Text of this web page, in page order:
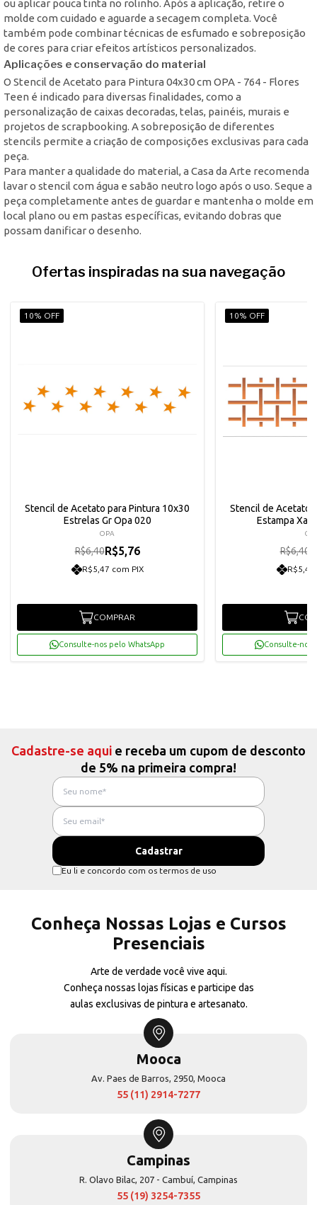
ou aplicar pouca tinta no rolinho. Após a aplicação, retire o
molde com cuidado e aguarde a secagem completa. Você
também pode combinar técnicas de esfumado e sobreposição
de cores para criar efeitos artísticos personalizados.
Aplicações e conservação do material
O Stencil de Acetato para Pintura 04x30 cm OPA - 764 - Flores
Teen é indicado para diversas finalidades, como a
personalização de caixas decoradas, telas, painéis, murais e
projetos de scrapbooking. A sobreposição de diferentes
stencils permite a criação de composições exclusivas para cada
peça.
Para manter a qualidade do material, a Casa da Arte recomenda
lavar o stencil com água e sabão neutro logo após o uso. Seque a
peça completamente antes de guardar e mantenha o molde em
local plano ou em pastas específicas, evitando dobras que
possam danificar o desenho.
Ofertas inspiradas na sua navegação
10% OFF
Stencil de Acetato para Pintura 10x30
Estrelas Gr Opa 020
OPA
R$6,40R$5,76
R$5,47 com PIX
COMPRAR
Consulte-nos pelo WhatsApp
10% OFF
Stencil de Acetato
Estampa
R$6,40
R$5,47
Consulte-nos
Cadastre-se aqui e receba um cupom de desconto
de 5% na primeira compra!
Eu li e concordo com os termos de uso
Conheça Nossas Lojas e Cursos
Presenciais
Arte de verdade você vive aqui.
Conheça nossas lojas físicas e participe das
aulas exclusivas de pintura e artesanato.
Mooca
Av. Paes de Barros, 2950, Mooca
55 (11) 2914-7277
Campinas
R. Olavo Bilac, 207 - Cambuí, Campinas
55 (19) 3254-7355